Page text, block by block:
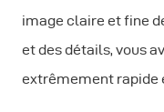
image claire et fine
et des détails, vous
extrêmement rapide